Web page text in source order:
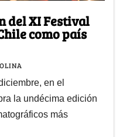
del XI Festival
como país
en el
la undécima edición
más